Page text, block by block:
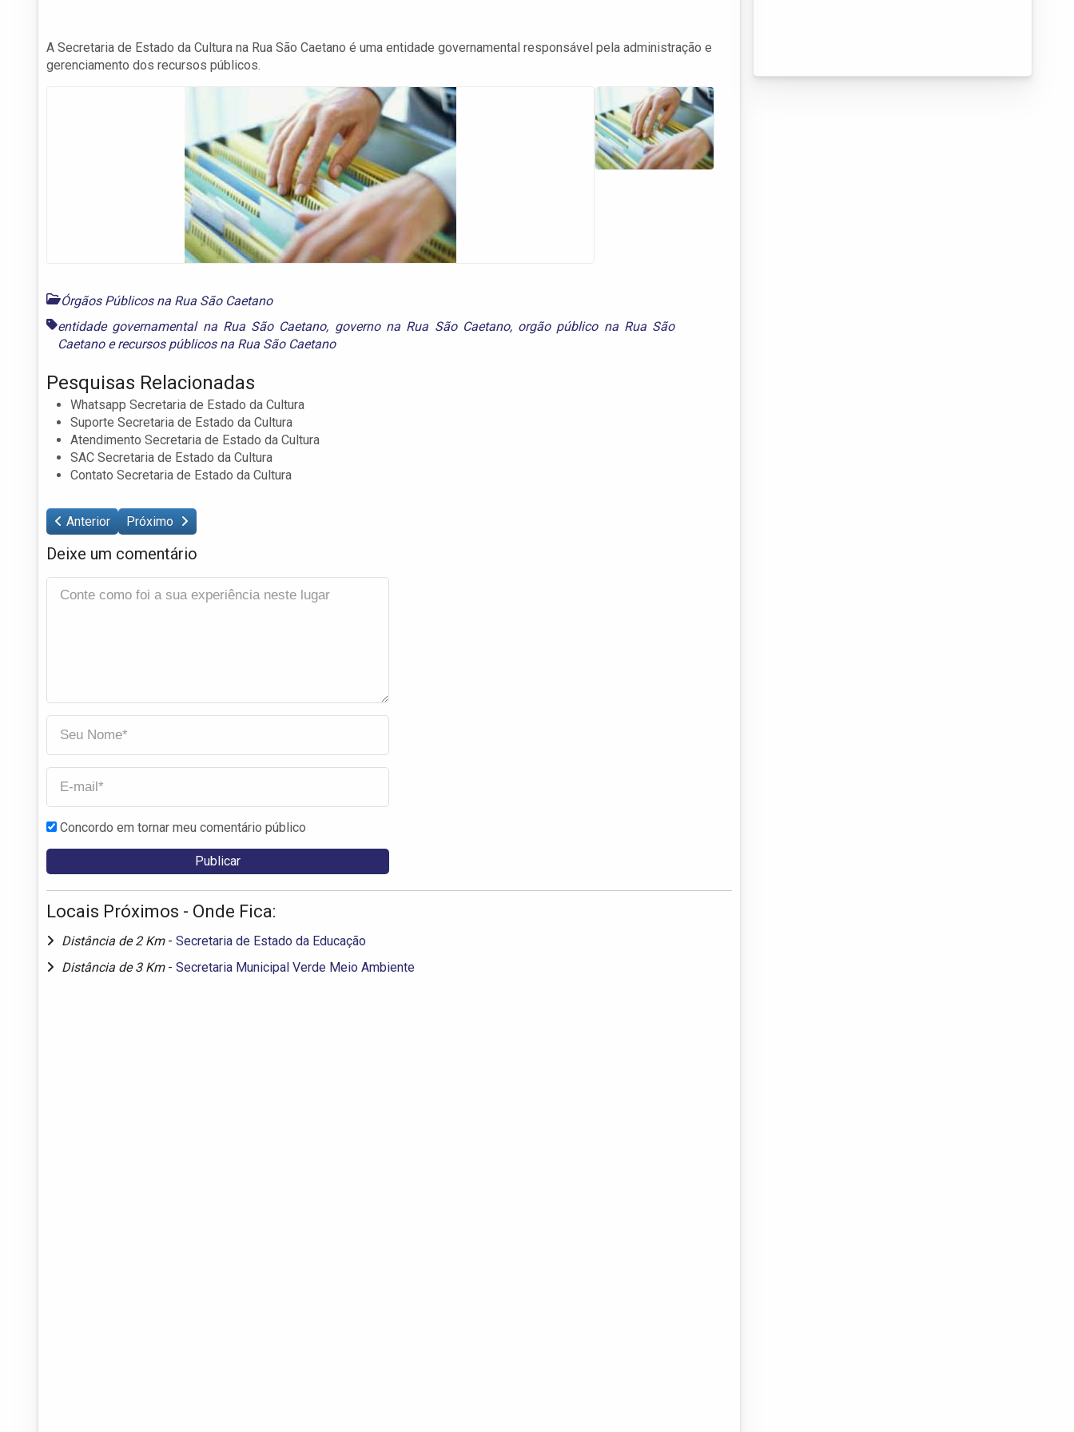
A Secretaria de Estado da Cultura na Rua São Caetano é uma entidade governamental responsável pela administração e
gerenciamento dos recursos públicos.
Órgãos Públicos na Rua São Caetano
entidade governamental na Rua São Caetano, governo na Rua São Caetano, orgão público na Rua São
Caetanoerecursos públicos na Rua São Caetano
Pesquisas Relacionadas
Whatsapp Secretaria de Estado da Cultura
Suporte Secretaria de Estado da Cultura
Atendimento Secretaria de Estado da Cultura
SAC Secretaria de Estado da Cultura
Contato Secretaria de Estado da Cultura
Anterior Próximo
Deixe um comentário
Concordo em tornar meu comentário público
Locais Próximos - Onde Fica:
Distância de 2 Km - Secretaria de Estado da Educação
Distância de 3 Km - Secretaria Municipal Verde Meio Ambiente